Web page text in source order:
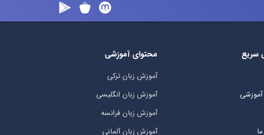
سریع محتوای آموزشی
آموزش زبان ترکی
آموزش زبان انگلیسی
آموزش زبان فرانسه
آموزش زبان آلمانی